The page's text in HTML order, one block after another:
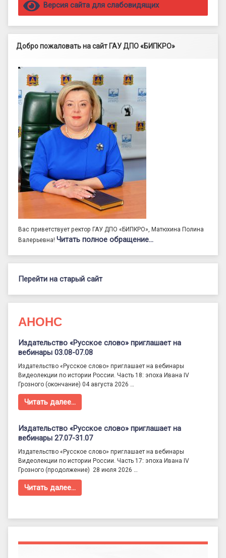
Версия сайта для слабовидящих
Добро пожаловать на сайт ГАУ ДПО «БИПКРО»
Вас приветствует ректор ГАУ ДПО «БИПКРО», Матюхина Полина
Валерьевна! Читать полное обращение…
Перейти на старый сайт
АНОНС
Издательство «Русское слово» приглашает на
вебинары 03.08-07.08
Издательство «Русское слово» приглашает на вебинары
Видеолекции по истории России. Часть 18: эпоха Ивана IV
Грозного (окончание) 04 августа 2026 …
Читать далее…
Издательство «Русское слово» приглашает на
вебинары 27.07-31.07
Издательство «Русское слово» приглашает на вебинары
Видеолекции по истории России. Часть 17: эпоха Ивана IV
Грозного (продолжение) 28 июля 2026 …
Читать далее…